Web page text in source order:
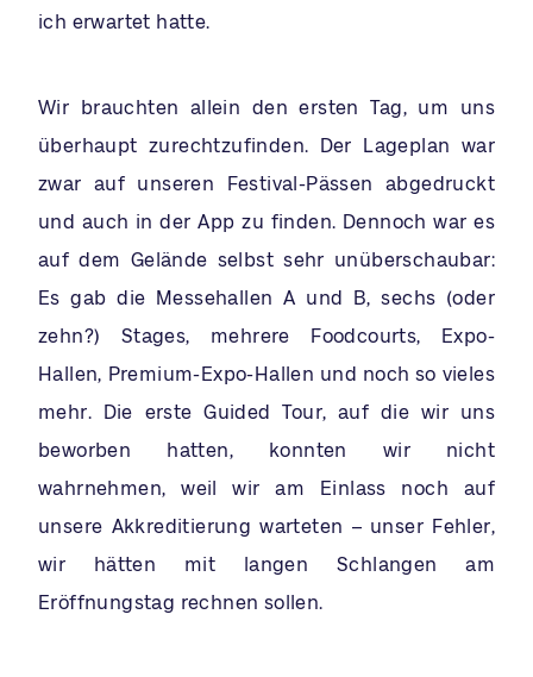
ich erwartet hatte.
Wir brauchten allein den ersten Tag, um uns
überhaupt zurechtzufinden. Der Lageplan war
zwar auf unseren Festival-Pässen abgedruckt
und auch in der App zu finden. Dennoch war es
auf dem Gelände selbst sehr unüberschaubar:
Es gab die Messehallen A und B, sechs (oder
zehn?) Stages, mehrere Foodcourts, Expo-
Hallen, Premium-Expo-Hallen und noch so vieles
mehr. Die erste Guided Tour, auf die wir uns
beworben hatten, konnten wir nicht
wahrnehmen, weil wir am Einlass noch auf
unsere Akkreditierung warteten – unser Fehler,
wir hätten mit langen Schlangen am
Eröffnungstag rechnen sollen.